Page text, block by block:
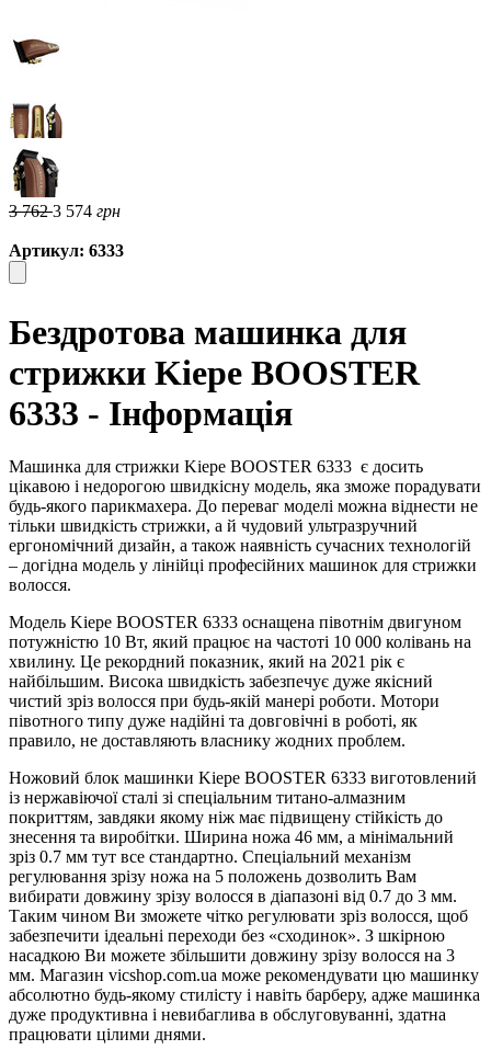
3 7623 574 грн
Артикул: 6333
Бездротова машинка для
стрижки Kiepe BOOSTER
6333 - Інформація
Машинка для стрижки Kiepe BOOSTER 6333 є досить
цікавою і недорогою швидкісну модель, яка зможе порадувати
будь-якого парикмахера. До переваг моделі можна віднести не
тільки швидкість стрижки, а й чудовий ультразручний
ергономічний дизайн, а також наявність сучасних технологій
– догідна модель у лінійці професійних машинок для стрижки
волосся.
Модель Kiepe BOOSTER 6333 оснащена півотнім двигуном
потужністю 10 Вт, який працює на частоті 10 000 колівань на
хвилину. Це рекордний показник, який на 2021 рік є
найбільшим. Висока швидкість забезпечує дуже якісний
чистий зріз волосся при будь-якій манері роботи. Мотори
півотного типу дуже надійні та довговічні в роботі, як
правило, не доставляють власнику жодних проблем.
Ножовий блок машинки Kiepe BOOSTER 6333 виготовлений
із нержавіючої сталі зі спеціальним титано-алмазним
покриттям, завдяки якому ніж має підвищену стійкість до
знесення та виробітки. Ширина ножа 46 мм, а мінімальний
зріз 0.7 мм тут все стандартно. Спеціальний механізм
регулювання зрізу ножа на 5 положень дозволить Вам
вибирати довжину зрізу волосся в діапазоні від 0.7 до 3 мм.
Таким чином Ви зможете чітко регулювати зріз волосся, щоб
забезпечити ідеальні переходи без «сходинок». З шкірною
насадкою Ви можете збільшити довжину зрізу волосся на 3
мм. Магазин vicshop.com.ua може рекомендувати цю машинку
абсолютно будь-якому стилісту і навіть барберу, адже машинка
дуже продуктивна і невибаглива в обслуговуванні, здатна
працювати цілими днями.